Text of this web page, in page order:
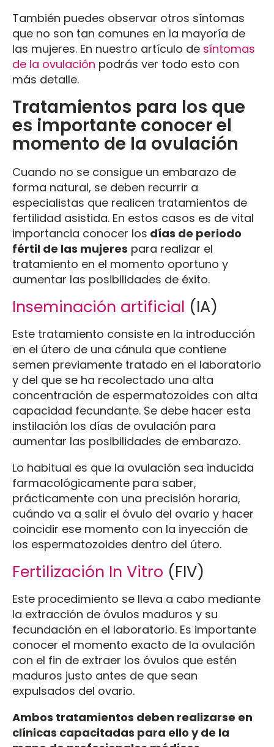
También puedes observar otros síntomas
que no son tan comunes en la mayoría de
las mujeres. En nuestro artículo de síntomas
de la ovulación podrás ver todo esto con
más detalle.
Tratamientos para los que
es importante conocer el
momento de la ovulación
Cuando no se consigue un embarazo de
forma natural, se deben recurrir a
especialistas que realicen tratamientos de
fertilidad asistida. En estos casos es de vital
importancia conocer los días de periodo
fértil de las mujeres para realizar el
tratamiento en el momento oportuno y
aumentar las posibilidades de éxito.
Inseminación artificial (IA)
Este tratamiento consiste en la introducción
en el útero de una cánula que contiene
semen previamente tratado en el laboratorio
y del que se ha recolectado una alta
concentración de espermatozoides con alta
capacidad fecundante. Se debe hacer esta
instilación los días de ovulación para
aumentar las posibilidades de embarazo.
Lo habitual es que la ovulación sea inducida
farmacológicamente para saber,
prácticamente con una precisión horaria,
cuándo va a salir el óvulo del ovario y hacer
coincidir ese momento con la inyección de
los espermatozoides dentro del útero.
Fertilización In Vitro (FIV)
Este procedimiento se lleva a cabo mediante
la extracción de óvulos maduros y su
fecundación en el laboratorio. Es importante
conocer el momento exacto de la ovulación
con el fin de extraer los óvulos que estén
maduros justo antes de que sean
expulsados del ovario.
Ambos tratamientos deben realizarse en
clínicas capacitadas para ello y de la